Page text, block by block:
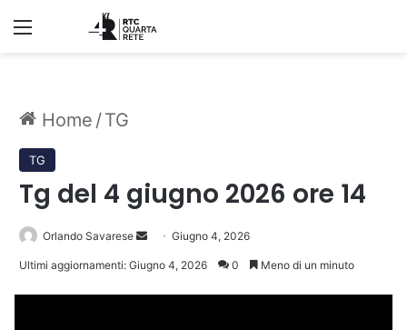
Menu
Home /TG
TG
Tg del 4 giugno 2026 ore 14
Orlando Savarese
Invia Giugno 4, 2026
Ultimi aggiornamenti: Giugno 4, 2026 0 Meno di un minuto